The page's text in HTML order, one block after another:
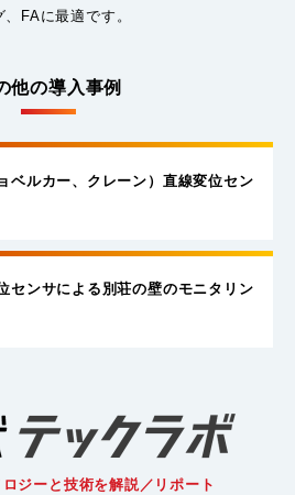
FAに最適です。
他の導入事例
ベルカー、クレーン） 直線変位セン
センサによる別荘の壁のモニタリン
ジーと技術を解説／リポート